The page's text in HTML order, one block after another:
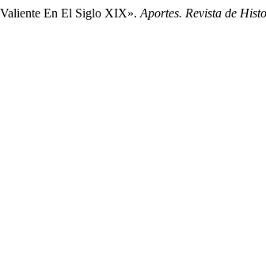
En El Siglo XIX». Aportes. Revista de